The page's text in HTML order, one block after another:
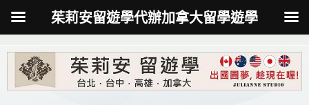
茱莉安留遊學代辦加拿大留學遊學